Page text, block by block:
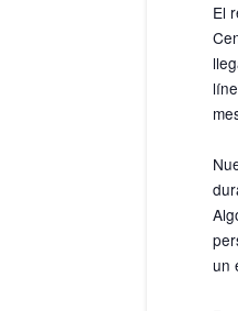
El
un